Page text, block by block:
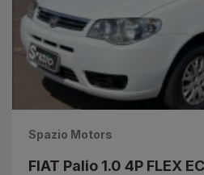
Spazio Motors
FIAT Palio 1.0 4P FLEX